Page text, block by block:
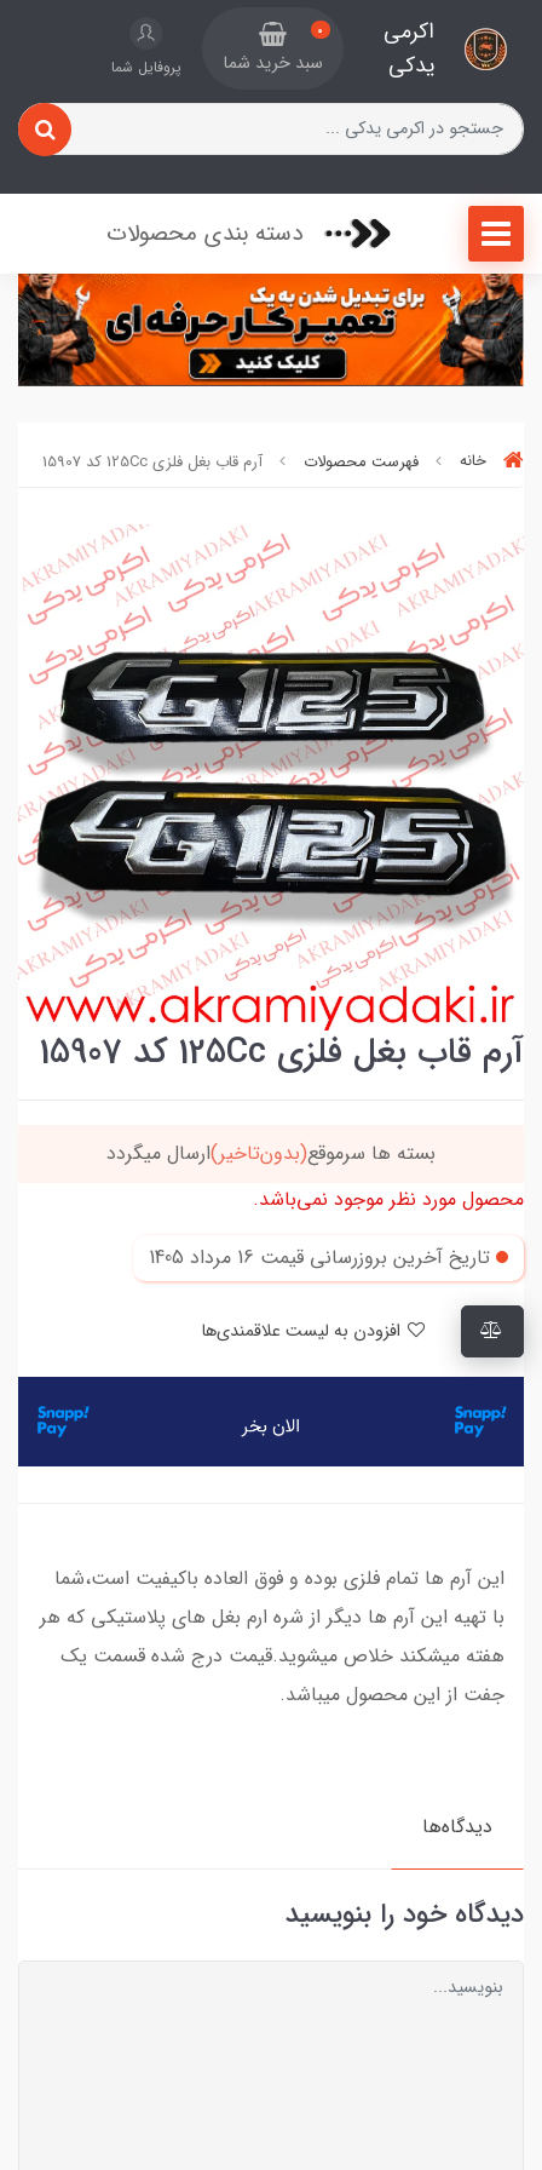
اکرمی
یدکی
0
سبد خرید شما پروفایل شما
دسته بندی محصولات
خانه فهرست محصولات آرم قاب بغل فلزی 125Cc کد 15907
آرم قاب بغل فلزی 125Cc کد 15907
بسته ها سرموقع(بدون‌تاخیر)ارسال میگردد
محصول مورد نظر موجود نمی‌باشد.
تاریخ آخرین بروزرسانی قیمت 16 مرداد 1405
این آرم ها تمام فلزی بوده و فوق العاده باکیفیت است،شما
با تهیه این آرم ها دیگر از شره ارم بغل های پلاستیکی که هر
هفته میشکند خلاص میشوید.قیمت درج شده قسمت یک
جفت از این محصول میباشد.
دیدگاه‌ها
دیدگاه خود را بنویسید